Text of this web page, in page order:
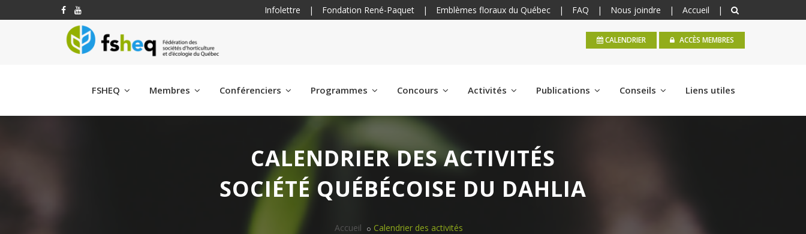
Infolettre | Fondation René-Paquet | Emblèmes floraux du Québec | FAQ | Nous joindre | Accueil |
CALENDRIER ACCÈS MEMBRES
FSHEQ Membres Conférenciers Programmes Concours Activités Publications Conseils Liens utiles
CALENDRIER DES ACTIVITÉS
SOCIÉTÉ QUÉBÉCOISE DU DAHLIA
Accueil Calendrier des activités